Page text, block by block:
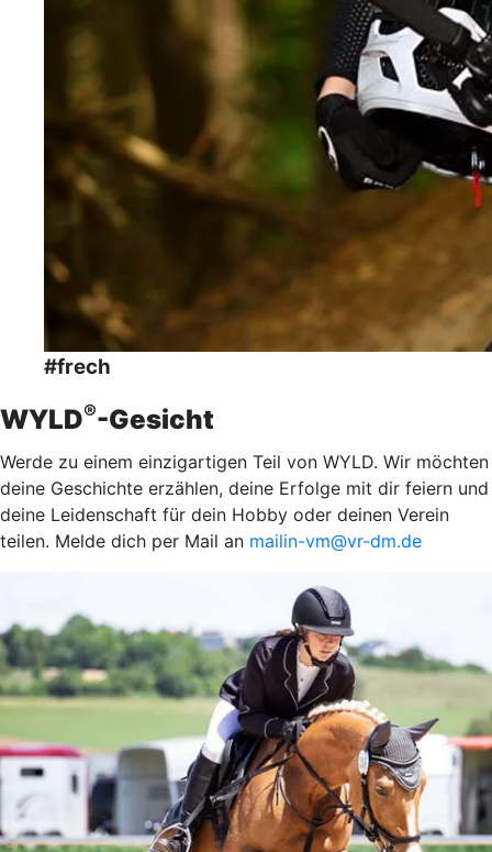
#frech
WYLD®-Gesicht
Werde zu einem einzigartigen Teil von WYLD. Wir möchten
deine Geschichte erzählen, deine Erfolge mit dir feiern und
deine Leidenschaft für dein Hobby oder deinen Verein
teilen. Melde dich per Mail an mailin-vm@vr-dm.de